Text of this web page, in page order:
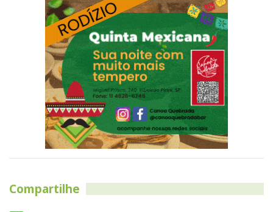
Compartilhe